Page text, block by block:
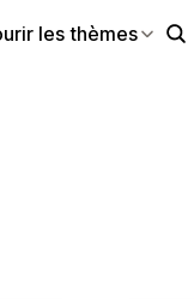
les thèmes